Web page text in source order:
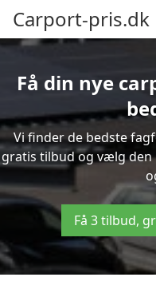
Carport-pris.dk
Få din nye
Vi finder de bedste
gratis tilbud og vælg den
Få 3 tilbud,